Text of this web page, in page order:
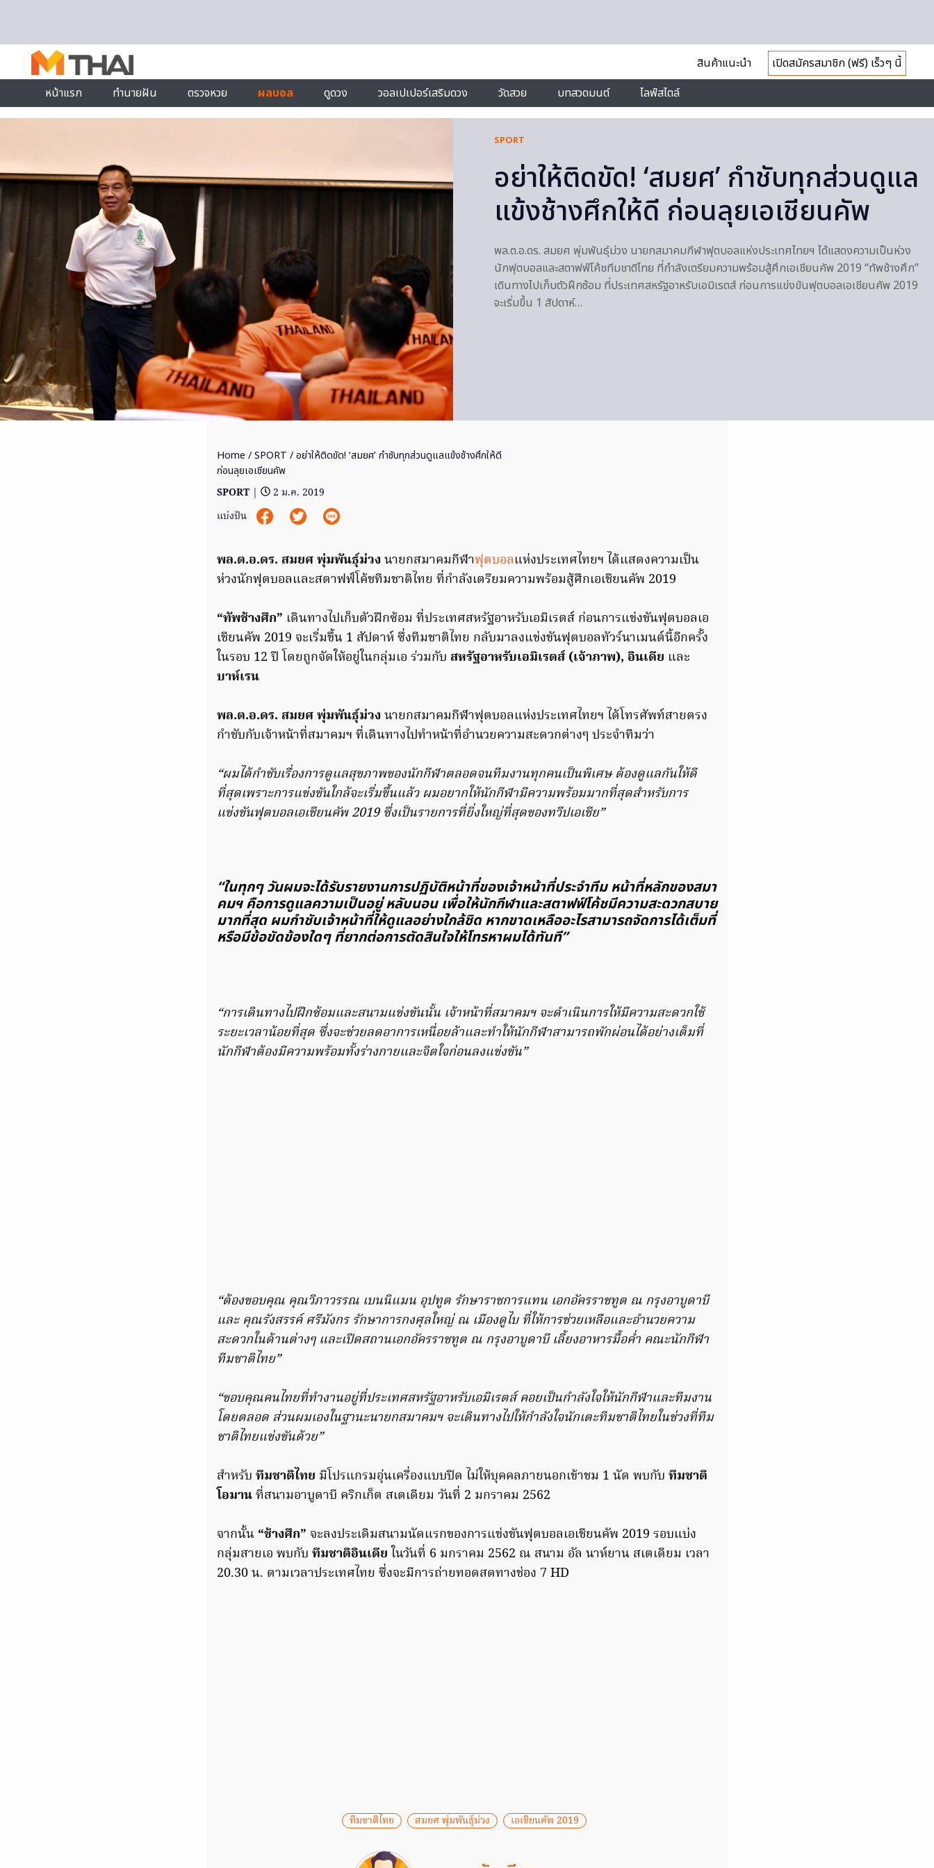
สินค้าแนะนำ
เปิดสมัครสมาชิก (ฟรี) เร็วๆ นี้
หน้าแรก
ทำนายฝัน ตรวจหวย ผลบอล ดูดวง วอลเปเปอร์เสริมดวง วัดสวย บทสวดมนต์ ไลฟ์สไตล์
SPORT
อย่าให้ติดขัด! ‘สมยศ’ กำชับทุกส่วนดูแล
แข้งช้างศึกให้ดี ก่อนลุยเอเชียนคัพ
พล.ต.อ.ดร. สมยศ พุ่มพันธุ์ม่วง นายกสมาคมกีฬาฟุตบอลแห่งประเทศไทยฯ ได้แสดงความเป็นห่วง
นักฟุตบอลและสตาฟฟ์โค้ชทีมชาติไทย ที่กำลังเตรียมความพร้อมสู้ศึกเอเชียนคัพ 2019​ “ทัพช้างศึก”
เดินทางไปเก็บตัวฝึกซ้อม ที่ประเทศสหรัฐอาหรับเอมิเรตส์ ก่อนการแข่งขันฟุตบอลเอเชียนคัพ 2019
จะเริ่มขึ้น 1 สัปดาห์…
Home /SPORT / อย่าให้ติดขัด! ‘สมยศ’ กำชับทุกส่วนดูแลแข้งช้างศึกให้ดี
ก่อนลุยเอเชียนคัพ
SPORT |
2 ม.ค. 2019
แบ่งปัน
พล.ต.อ.ดร. สมยศ พุ่มพันธุ์ม่วงนายกสมาคมกีฬาฟุตบอลแห่งประเทศไทยฯ ได้แสดงความเป็น
ห่วงนักฟุตบอลและสตาฟฟ์โค้ชทีมชาติไทย ที่กำลังเตรียมความพร้อมสู้ศึกเอเชียนคัพ 2019​
“ทัพช้างศึก” เดินทางไปเก็บตัวฝึกซ้อม ที่ประเทศสหรัฐอาหรับเอมิเรตส์ ก่อนการแข่งขันฟุตบอลเอ
เชียนคัพ 2019 จะเริ่มขึ้น 1 สัปดาห์ ซึ่งทีมชาติไทย กลับมาลงแข่งขันฟุตบอลทัวร์นาเมนต์นี้อีกครั้ง
ในรอบ 12 ปี โดยถูกจัดให้อยู่ในกลุ่มเอ ร่วมกับ สหรัฐอาหรับเอมิเรตส์ (เจ้าภาพ), อินเดีย และ
บาห์เรน
พล.ต.อ.ดร. สมยศ พุ่มพันธุ์ม่วงนายกสมาคมกีฬาฟุตบอลแห่งประเทศไทยฯ ได้โทรศัพท์สายตรง
กำชับกับเจ้าหน้าที่สมาคมฯ​ ที่เดินทางไปทำหน้าที่อำนวยความสะดวกต่างๆ​ ประจำทีมว่า
“ผมได้กำชับเรื่องการดูแลสุขภาพของนักกีฬาตลอดจนทีมงานทุกคนเป็นพิเศษ​ ต้องดูแลกันให้ดี
ที่สุดเพราะการแข่งขันใกล้จะเริ่มขึ้นแล้ว ผมอยากให้นักกีฬามีความพร้อมมากที่สุดสำหรับการ
แข่งขันฟุตบอลเอเชียนคัพ 2019​ ซึ่งเป็นรายการที่ยิ่งใหญ่ที่สุดของทวีปเอเชีย”
“ในทุกๆ​ วันผมจะได้รับรายงานการปฏิบัติหน้าที่ของเจ้าหน้าที่ประจำทีม​ หน้าที่หลักของสมา
คมฯ คือการดูแลความเป็นอยู่ หลับนอน เพื่อให้นักกีฬาและสตาฟฟ์โค้ชมีความสะดวกสบาย
มากที่สุด​ ผมกำชับเจ้าหน้าที่ให้ดูแลอย่างใกล้ชิด หากขาดเหลืออะไรสามารถจัดการได้เต็มที่
หรือมีข้อขัดข้องใดๆ​ ที่ยากต่อการตัดสินใจให้โทรหาผมได้ทันที”
“การเดินทางไปฝึกซ้อมและสนามแข่งขันนั้น เจ้าหน้าที่สมาคมฯ​ จะดำเนินการให้มีความสะดวกใช้
ระยะเวลาน้อยที่สุด ซึ่งจะช่วยลดอาการเหนื่อยล้าและทำให้นักกีฬาสามารถพักผ่อนได้อย่างเต็มที่​
นักกีฬาต้องมีความพร้อมทั้งร่างกายและจิตใจก่อนลงแข่งขัน​”
“ต้องขอบคุณ​ คุณวิภาวรรณ เบนนิแมน อุปทูต รักษาราชการแทน เอกอัครราชทูต ณ กรุงอาบูดาบี
และ คุณรังสรรค์ ศรีมังกร รักษาการกงศุลใหญ่ ณ เมืองดูไบ ที่ให้การช่วยเหลือและอำนวยความ
สะดวกในด้านต่างๆ​ และเปิดสถานเอกอัครราชทูต ณ กรุงอาบูดาบี เลี้ยงอาหารมื้อค่ำ คณะนักกีฬา
ทีมชาติไทย​”
“ขอบคุณคนไทยที่ทำงานอยู่ที่ประเทศสหรัฐอาหรับเอมิเรตส์​ คอยเป็นกำลังใจให้นักกีฬาและทีมงาน
โดยตลอด​ ส่วนผมเองในฐานะนายกสมาคมฯ จะเดินทางไปให้กำลังใจนักเตะทีมชาติไทยในช่วงที่ทีม
ชาติไทยแข่งขันด้วย​”
สำหรับ ทีมชาติไทย มีโปรแกรมอุ่นเครื่องแบบปิด ไม่ให้บุคคลภายนอกเข้าชม 1 นัด พบกับ ทีมชาติ
โอมานที่สนามอาบูดาบี คริกเก็ต สเตเดียม วันที่ 2 มกราคม 2562
จากนั้น “ช้างศึก” จะลงประเดิมสนามนัดแรกของการแข่งขันฟุตบอลเอเชียนคัพ 2019 รอบแบ่ง
กลุ่มสายเอ พบกับ ทีมชาติอินเดีย ในวันที่ 6 มกราคม 2562 ณ สนาม อัล นาห์ยาน สเตเดียม เวลา
20.30 น. ตามเวลาประเทศไทย ซึ่งจะมีการถ่ายทอดสดทางช่อง 7 HD
ทีมชาติไทย สมยศ พุ่มพันธุ์ม่วง เอเชียนคัพ 2019